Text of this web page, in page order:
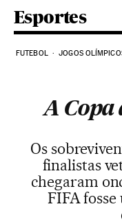
Esportes
FUTEBOL JOGOS
A Copa
Os
finalistas
chegaram
FIFA